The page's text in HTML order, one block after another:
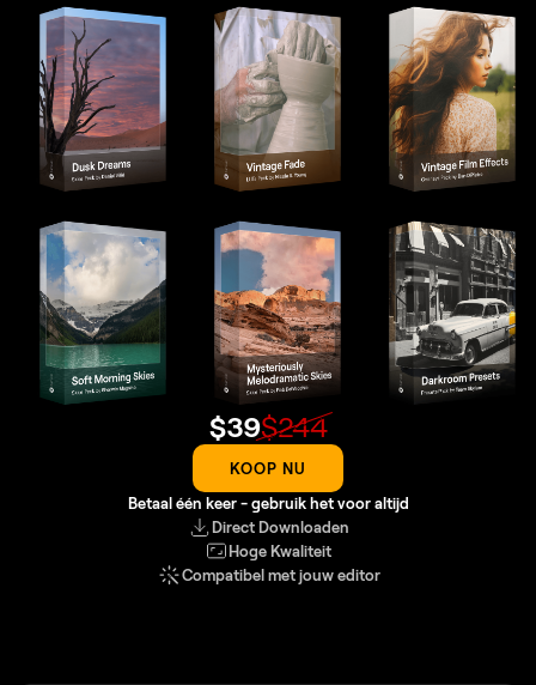
$39$244
KOOP NU
Betaal één keer - gebruik het voor altijd
Direct Downloaden
Hoge Kwaliteit
Compatibel met jouw editor